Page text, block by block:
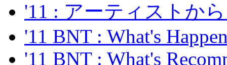
'11 : アーティストか
'11 BNT : What's
'11 BNT : What's